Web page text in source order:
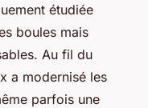
étudiée
boules mais
Au fil du
a modernisé les
parfois une